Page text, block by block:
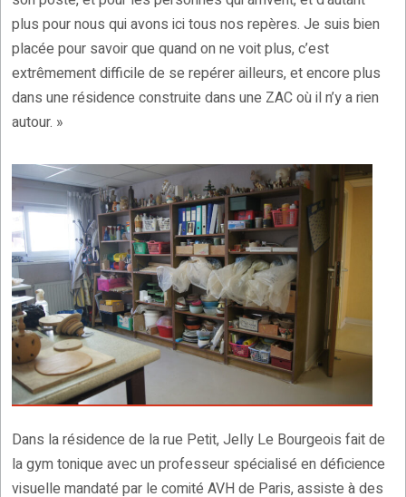
plus pour nous qui avons ici tous nos repères. Je suis bien
placée pour savoir que quand on ne voit plus, c’est
extrêmement difficile de se repérer ailleurs, et encore plus
dans une résidence construite dans une ZAC où il n’y a rien
autour. »
Dans la résidence de la rue Petit, Jelly Le Bourgeois fait de
la gym tonique avec un professeur spécialisé en déficience
visuelle mandaté par le comité AVH de Paris, assiste à des